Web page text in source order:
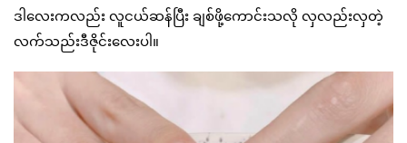
ဒါလေးကလည်း လူငယ်ဆန်ပြီး ချစ်ဖို့ကောင်းသလို လှလည်းလှတဲ့
လက်သည်းဒီဇိုင်းလေးပါ။